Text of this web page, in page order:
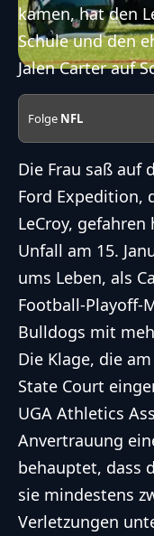
kamen, hat den
Schule und den
Jalen Carterauf
Folge NFL
Die Frau saß auf
Ford Expedition,
LeCroy,
Unfall am 15.
ums Leben, als
Football-Playoff-
Bulldogs mit
Die Klage, die
State Court
UGA Athletics
Anvertrauung
behauptet, dass
sie mindestens
Verletzungen